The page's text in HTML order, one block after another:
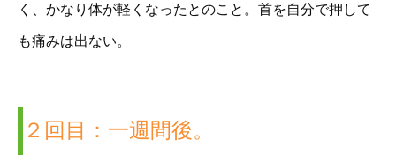
く、かなり体が軽くなったとのこと。首を自分で押して
も痛みは出ない。
２回目：一週間後。